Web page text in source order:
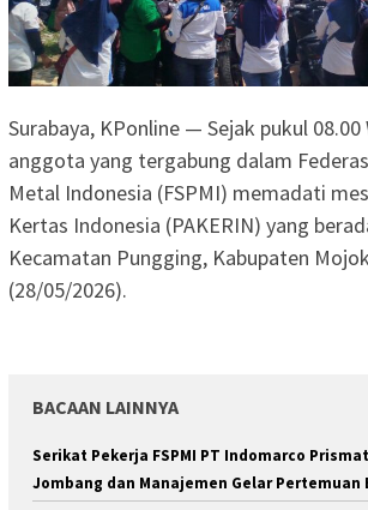
Surabaya, KPonline — Sejak pukul
anggota yang tergabung dalam
Metal Indonesia (FSPMI) memadati
Kertas Indonesia (PAKERIN) yang
Kecamatan Pungging, Kabupaten
(28/05/2026).
BACAAN LAINNYA
Serikat Pekerja FSPMI PT Indomarco
Jombang dan Manajemen Gelar Pertemuan